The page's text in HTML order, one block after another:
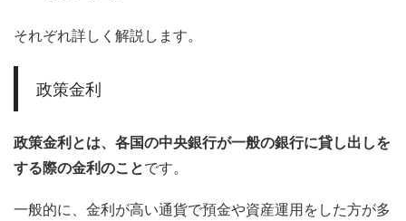
それぞれ詳しく解説します。
政策金利
政策金利とは、各国の中央銀行が一般の銀行に貸し出しを
する際の金利のことです。
一般的に、金利が高い通貨で預金や資産運用をした方が多